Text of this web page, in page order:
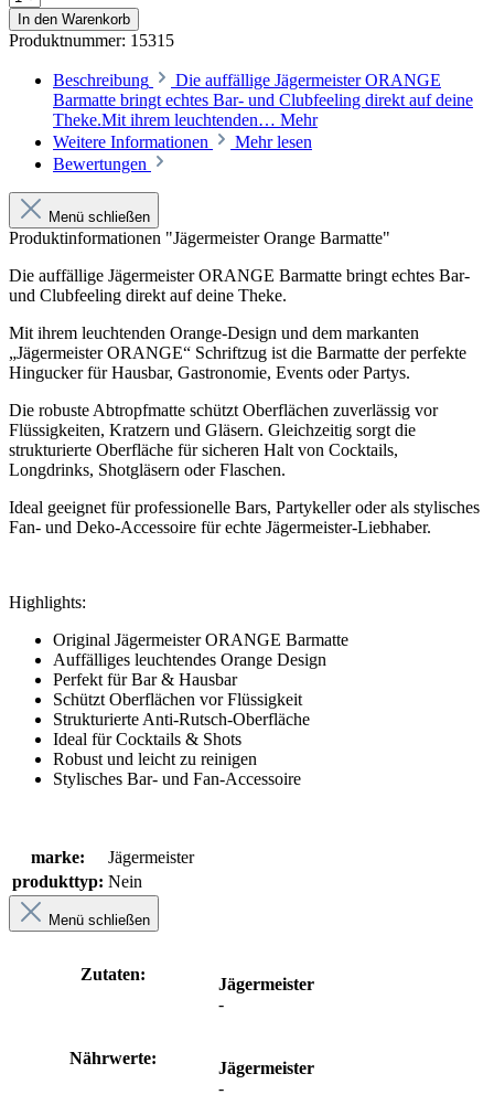
In den Warenkorb
Produktnummer: 15315
Beschreibung
Die auffällige Jägermeister ORANGE
Barmatte bringt echtes Bar- und Clubfeeling direkt auf deine
Theke.Mit ihrem leuchtenden… Mehr
Weitere Informationen
Mehr lesen
Bewertungen
Menü schließen
Produktinformationen "Jägermeister Orange Barmatte"
Die auffällige Jägermeister ORANGE Barmatte bringt echtes Bar-
und Clubfeeling direkt auf deine Theke.
Mit ihrem leuchtenden Orange-Design und dem markanten
„Jägermeister ORANGE“ Schriftzug ist die Barmatte der perfekte
Hingucker für Hausbar, Gastronomie, Events oder Partys.
Die robuste Abtropfmatte schützt Oberflächen zuverlässig vor
Flüssigkeiten, Kratzern und Gläsern. Gleichzeitig sorgt die
strukturierte Oberfläche für sicheren Halt von Cocktails,
Longdrinks, Shotgläsern oder Flaschen.
Ideal geeignet für professionelle Bars, Partykeller oder als stylisches
Fan- und Deko-Accessoire für echte Jägermeister-Liebhaber.
Highlights:
Original Jägermeister ORANGE Barmatte
Auffälliges leuchtendes Orange Design
Perfekt für Bar & Hausbar
Schützt Oberflächen vor Flüssigkeit
Strukturierte Anti-Rutsch-Oberfläche
Ideal für Cocktails & Shots
Robust und leicht zu reinigen
Stylisches Bar- und Fan-Accessoire
marke:
Jägermeister
produkttyp: Nein
Menü schließen
Zutaten:
Jägermeister
-
Nährwerte:
Jägermeister
-